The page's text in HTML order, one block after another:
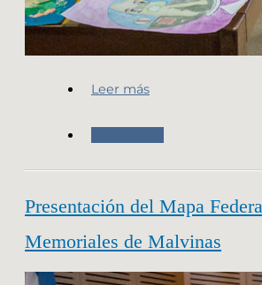
Leer más
Presentación del Mapa
Memoriales de Malvinas